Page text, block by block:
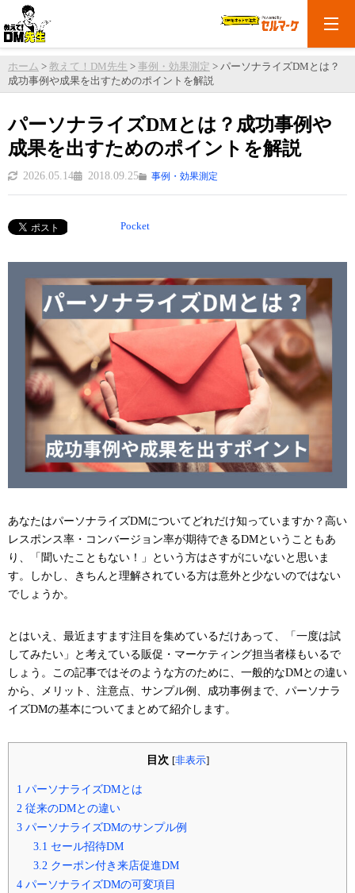
ホーム > 教えて！DM先生 > 事例・効果測定 > パーソナライズDMとは？
成功事例や成果を出すためのポイントを解説
パーソナライズDMとは？成功事例や
成果を出すためのポイントを解説
2026.05.14 2018.09.25 事例・効果測定
Pocket
あなたはパーソナライズDMについてどれだけ知っていますか？高い
レスポンス率・コンバージョン率が期待できるDMということもあ
り、「聞いたこともない！」という方はさすがにいないと思いま
す。しかし、きちんと理解されている方は意外と少ないのではない
でしょうか。
とはいえ、最近ますます注目を集めているだけあって、「一度は試
してみたい」と考えている販促・マーケティング担当者様もいるで
しょう。この記事ではそのような方のために、一般的なDMとの違い
から、メリット、注意点、サンプル例、成功事例まで、パーソナラ
イズDMの基本についてまとめて紹介します。
目次 [非表示]
1 パーソナライズDMとは
2 従来のDMとの違い
3 パーソナライズDMのサンプル例
3.1 セール招待DM
3.2 クーポン付き来店促進DM
4 パーソナライズDMの可変項目